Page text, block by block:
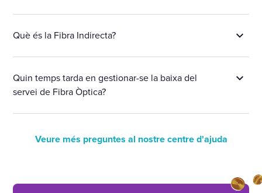
Què és la Fibra Indirecta?
Quin temps tarda en gestionar-se la baixa del
servei de Fibra Òptica?
Veure més preguntes al nostre centre d'ajuda